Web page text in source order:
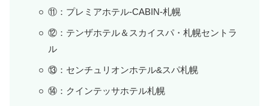
⑪：プレミアホテル-CABIN-札幌
⑫：テンザホテル＆スカイスパ・札幌セントラ
ル
⑬：センチュリオンホテル&スパ札幌
⑭：クインテッサホテル札幌